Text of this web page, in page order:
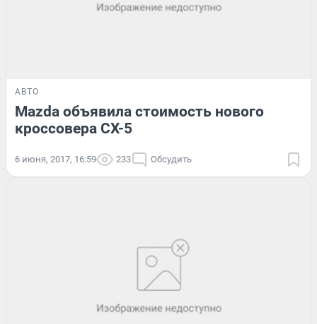
АВТО
Mazda объявила стоимость нового
кроссовера CX-5
6 июня, 2017, 16:59 233 Обсудить